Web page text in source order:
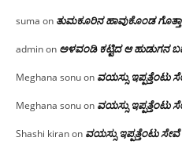
suma on ತುಮಕೂರಿನ ಹಾವುಕೊಂಡ
adminon ಅಳವಂಡಿ ಕಟ್ಟಿದ ಆ ಹುಡುಗನ
Meghana sonuon ವಯಸ್ಸು ಇಪ್ಪತ್ತೆಂಟು
Meghana sonuon ವಯಸ್ಸು ಇಪ್ಪತ್ತೆಂಟು
Shashi kiranon ವಯಸ್ಸು ಇಪ್ಪತ್ತೆಂಟು